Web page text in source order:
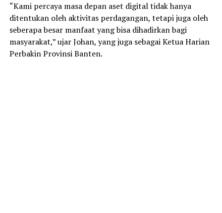
“Kami percaya masa depan aset digital tidak hanya
ditentukan oleh aktivitas perdagangan, tetapi juga oleh
seberapa besar manfaat yang bisa dihadirkan bagi
masyarakat,” ujar Johan, yang juga sebagai Ketua Harian
Perbakin Provinsi Banten.